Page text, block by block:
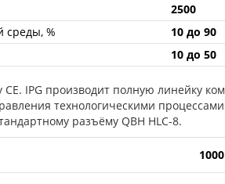
2500
среды, %
10 до 90
10 до 50
IPG производит полную линейку
технологическими
разъёму QBH HLC-8.